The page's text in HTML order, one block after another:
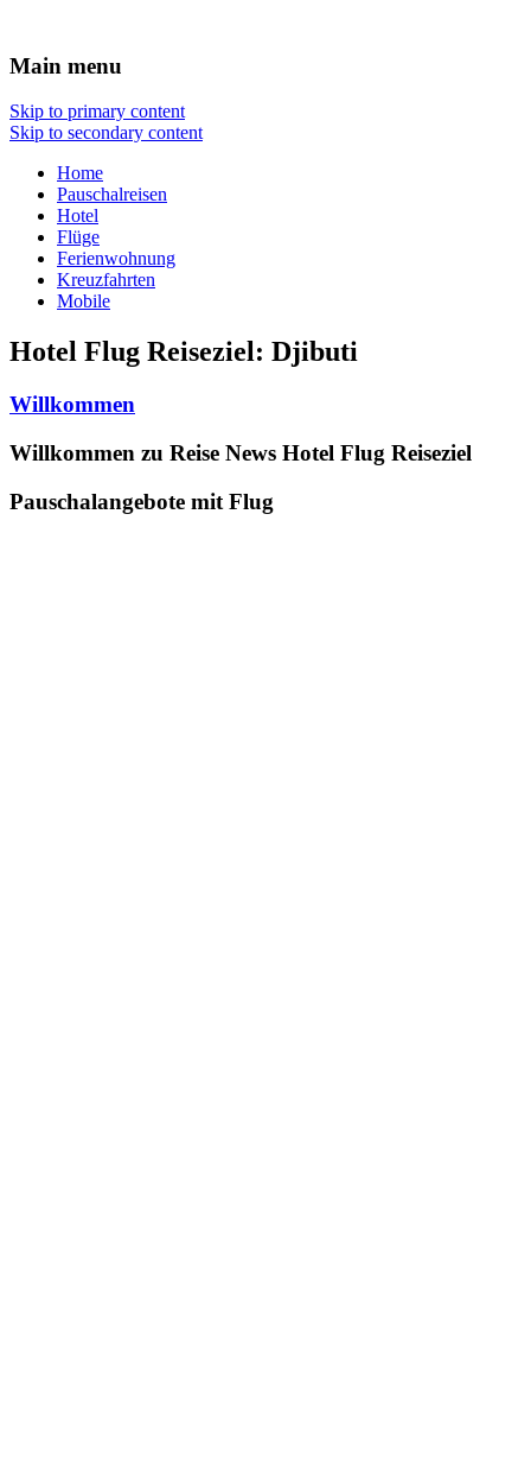
Urlaub
Main menu
Skip to primary content
Skip to secondary content
Home
Pauschalreisen
Hotel
Flüge
Ferienwohnung
Kreuzfahrten
Mobile
Hotel Flug Reiseziel: Djibuti
Willkommen
Willkommen zu Reise News Hotel Flug Reiseziel
Pauschalangebote mit Flug